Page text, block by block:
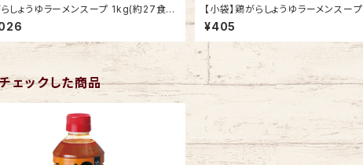
ょうゆラーメンスープ 1kg(約27食
【小袋】鶏がらしょうゆラーメンスープ 30ml×
5袋
¥405
ェックした商品